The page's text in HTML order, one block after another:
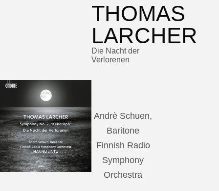
THOMAS
LARCHER
Die Nacht der
Verlorenen
Andrè Schuen,
Baritone
Finnish Radio
Symphony
Orchestra